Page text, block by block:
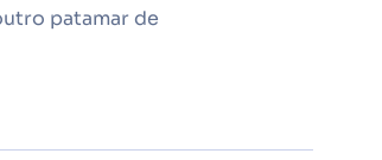
patamar de